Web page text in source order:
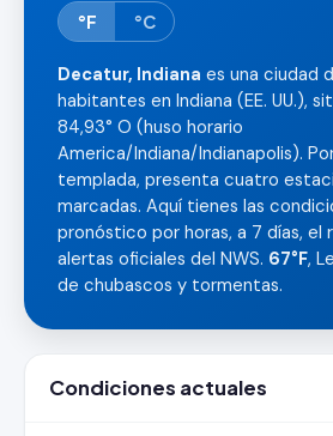
°F °C
Decatur, Indiana es una ciudad
habitantes en Indiana (EE. UU.),
84,93° O (huso horario
America/Indiana/Indianapolis).
templada, presenta cuatro
marcadas. Aquí tienes las
pronóstico por horas, a 7 días, el
alertas oficiales del NWS. 67°F,
de chubascos y tormentas.
Condiciones actuales